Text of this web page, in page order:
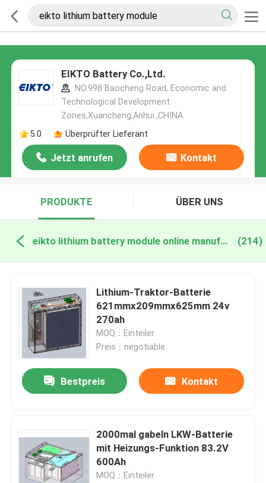
EIKTO Battery Co.,Ltd.
NO.998 Baocheng Road, Economic and
Technological Development
Zones,Xuancheng,Anhui.,CHINA
5.0
Überprüfter Lieferant
Jetzt anrufen Kontakt
PRODUKTE ÜBER UNS
eikto lithium battery module online manufacture (214)
Lithium-Traktor-Batterie
621mmx209mmx625mm 24v
270ah
MOQ：Einteiler
Preis：negotiable
Bestpreis Kontakt
2000mal gabeln LKW-Batterie
mit Heizungs-Funktion 83.2V
600Ah
MOQ：Einteiler